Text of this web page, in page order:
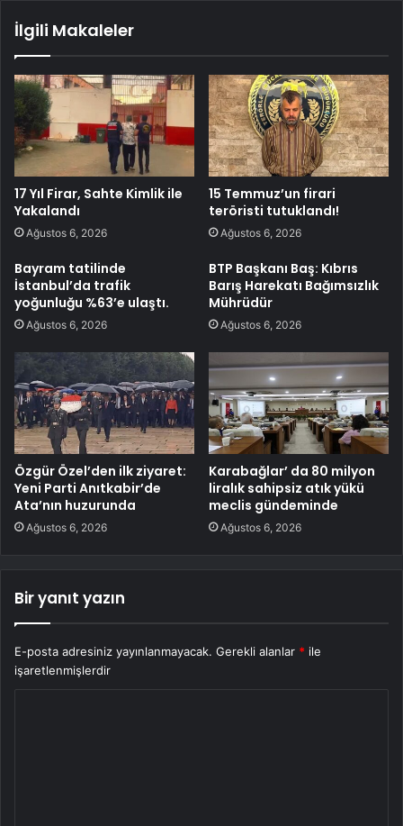
İlgili Makaleler
17 Yıl Firar, Sahte Kimlik ile
Yakalandı
Ağustos 6, 2026
15 Temmuz’un firari
teröristi tutuklandı!
Ağustos 6, 2026
Bayram tatilinde
İstanbul’da trafik
yoğunluğu %63’e ulaştı.
Ağustos 6, 2026
BTP Başkanı Baş: Kıbrıs
Barış Harekatı Bağımsızlık
Mührüdür
Ağustos 6, 2026
Özgür Özel’den ilk ziyaret:
Yeni Parti Anıtkabir’de
Ata’nın huzurunda
Ağustos 6, 2026
Karabağlar’ da 80 milyon
liralık sahipsiz atık yükü
meclis gündeminde
Ağustos 6, 2026
Bir yanıt yazın
E-posta adresiniz yayınlanmayacak. Gerekli alanlar * ile
işaretlenmişlerdir